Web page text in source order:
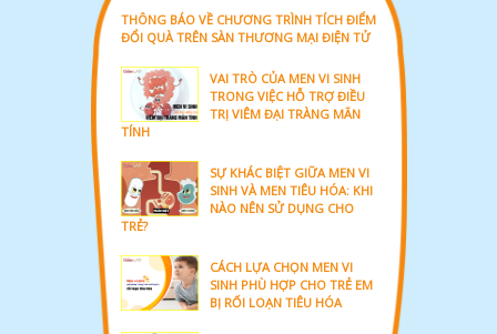
THÔNG BÁO VỀ CHƯƠNG TRÌNH TÍCH ĐIỂM
ĐỔI QUÀ TRÊN SÀN THƯƠNG MẠI ĐIỆN TỬ
VAI TRÒ CỦA MEN VI SINH
TRONG VIỆC HỖ TRỢ ĐIỀU
TRỊ VIÊM ĐẠI TRÀNG MÃN
TÍNH
SỰ KHÁC BIỆT GIỮA MEN VI
SINH VÀ MEN TIÊU HÓA: KHI
NÀO NÊN SỬ DỤNG CHO
TRẺ?
CÁCH LỰA CHỌN MEN VI
SINH PHÙ HỢP CHO TRẺ EM
BỊ RỐI LOẠN TIÊU HÓA